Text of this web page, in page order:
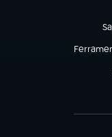
(abre